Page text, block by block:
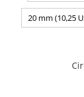
20 mm (10,25